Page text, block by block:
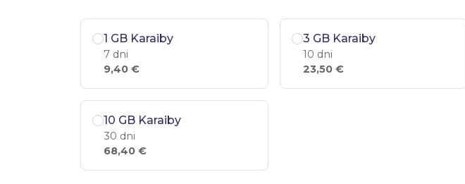
1 GB Karaiby
7 dni
9,40 €
3 GB Karaiby
10 dni
23,50 €
10 GB Karaiby
30 dni
68,40 €